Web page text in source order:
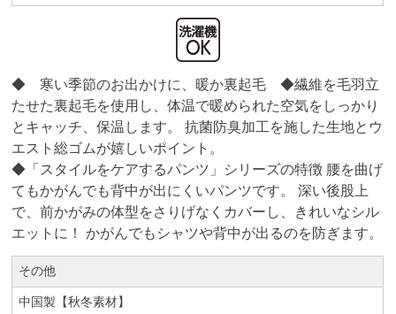
◆ 寒い季節のお出かけに、暖か裏起毛 ◆繊維を毛羽立
たせた裏起毛を使用し、体温で暖められた空気をしっかり
とキャッチ、保温します。 抗菌防臭加工を施した生地とウ
エスト総ゴムが嬉しいポイント。
◆「スタイルをケアするパンツ」シリーズの特徴 腰を曲げ
てもかがんでも背中が出にくいパンツです。 深い後股上
で、前かがみの体型をさりげなくカバーし、きれいなシル
エットに！ かがんでもシャツや背中が出るのを防ぎます。
その他
中国製【秋冬素材】